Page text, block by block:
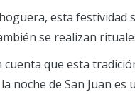
esta festividad
se realizan
que esta
noche de San Juan